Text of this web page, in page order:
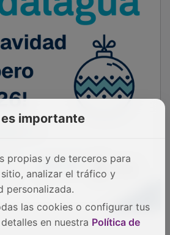
importante
propias y de terceros para
analizar el tráfico y
personalizada.
las cookies o configurar tus
en nuestra Política de